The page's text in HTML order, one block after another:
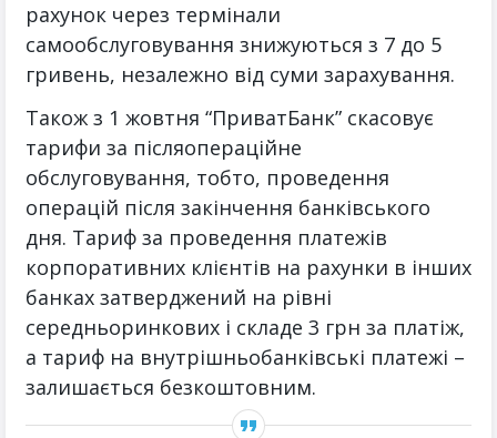
рахунок через термінали
самообслуговування знижуються з 7 до 5
гривень, незалежно від суми зарахування.
Також з 1 жовтня “ПриватБанк” скасовує
тарифи за післяопераційне
обслуговування, тобто, проведення
операцій після закінчення банківського
дня. Тариф за проведення платежів
корпоративних клієнтів на рахунки в інших
банках затверджений на рівні
середньоринкових і складе 3 грн за платіж,
а тариф на внутрішньобанківські платежі –
залишається безкоштовним.